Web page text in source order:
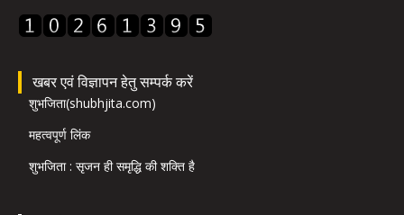
खबर एवं विज्ञापन हेतु सम्पर्क करें
शुभजिता(shubhjita.com)
महत्वपूर्ण लिंक
शुभजिता : सृजन ही समृद्धि की शक्ति है